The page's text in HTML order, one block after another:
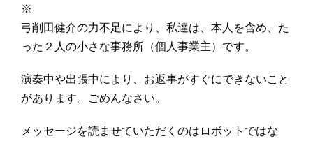
※
弓削田健介の力不足により、私達は、本人を含め、た
った２人の小さな事務所（個人事業主）です。
演奏中や出張中により、お返事がすぐにできないこと
があります。ごめんなさい。
メッセージを読ませていただくのはロボットではな